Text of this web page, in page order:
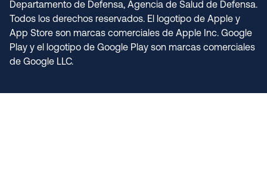
Departamento de Defensa, Agencia de Salud de Defensa.
Todos los derechos reservados. El logotipo de Apple y
App Store son marcas comerciales de Apple Inc. Google
Play y el logotipo de Google Play son marcas comerciales
de Google LLC.